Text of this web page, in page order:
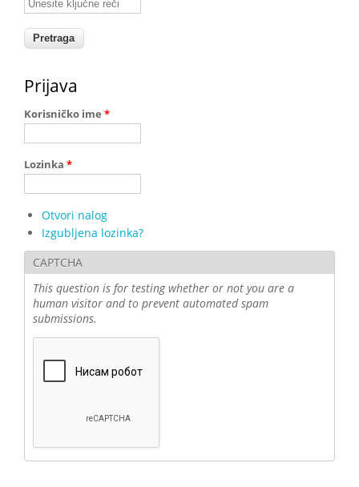
Prijava
Korisničko ime *
Lozinka *
Otvori nalog
Izgubljena lozinka?
CAPTCHA
This question is for testing whether or not you are a
human visitor and to prevent automated spam
submissions.